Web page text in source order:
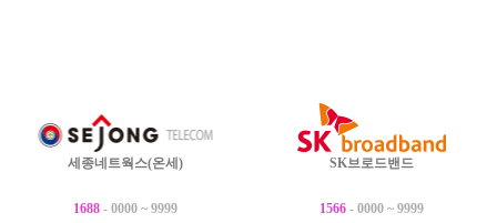
세종네트웍스(온세)
1688 - 0000 ~ 9999
SK브로드밴드
1566- 0000 ~ 9999